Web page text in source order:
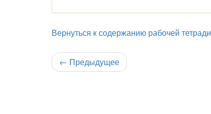
Вернуться к содержанию рабочей тетради
← Предыдущее